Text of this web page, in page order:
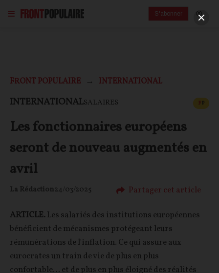
S'abonner
FRONT POPULAIRE INTERNATIONAL
INTERNATIONALSALAIRES FP
Les fonctionnaires européens
seront de nouveau augmentés en
avril
La Rédaction24/03/2025 Partager cet article
ARTICLE.Les salariés des institutions européennes
bénéficient de mécanismes protégeant leurs
rémunérations de l'inflation. Ce qui assure aux
eurocrates un train de vie de plus en plus
confortable… et de plus en plus éloigné des réalités